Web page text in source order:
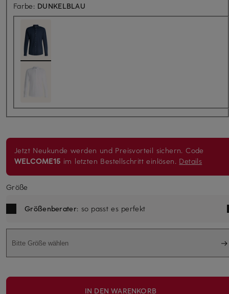
Farbe: DUNKELBLAU
Jetzt Neukunde werden und Preisvorteil sichern. Code
WELCOME15 im letzten Bestellschritt einlösen. Details
Größe
Größenberater: so passt es perfekt
Bitte Größe wählen
IN DEN WARENKORB